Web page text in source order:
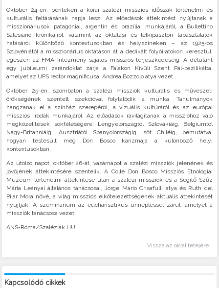
Október 24-én, pénteken a korai szalézi missziós időszak történelmi és
kulturális feltárásának napja lesz. Az előadások áttekintést nyújtanak a
misszionáriusok patagóniai, argentin és brazíliai munkájáról, a Bullettino
Salesiano krónikáiról, valamint az oktatási és lelkipásztori tapasztalatok
hatásáról különböző kontextusokban és helyszíneken – az 1925-ös
Szlovéniától a misszionárius oktatáson át a dedikált folyóiratokon keresztül,
egészen az FMA Intézmény sajátos missziós terjeszkedéséig. A délutánt
egy jubileumi zarándoklat zárja a Falakon Kívüli Szent Pál-bazilikába,
amelyet az UPS rector magnificusa, Andrea Bozzolo atya vezet .
Október 25-én, szombaton a szalézi missziók kulturális és művészeti
örökségének szentelt szekcióval folytatódik a munka. Tanulmányok
hangzanak el a színház szerepéről, a vizuális kultúráról és az európai
missziós irodák munkájáról. Az előadások rávilágítanak a misszióhoz való
megközelítések sokféleségére: Lengyelországtól Szlovákiáig, Belgiumtól
Nagy-Britanniáig, Ausztriától Spanyolországig, sőt Chiléig, bemutatva,
hogyan testesült meg Don Bosco karizmája a különböző helyi
kontextusokban.
Az utolsó napot, október 26-át, vasárnapot a szalézi missziók jelenének és
jövőjének áttekintésére szentelik. A Colle Don Bosco Missziós Etnológiai
Múzeum történelmi áttekintése után a szalézi missziók és a Segítő Szűz
Mária Leányai általános tanácsosai, Jorge Mario Crisafulli atya és Ruth del
Pilar Mora nővé, a világ missziós elkötelezettségének aktuális áttekintését
nyújtják. A szeminárium az eucharisztikus ünnepléssel zárul, amelyet a
missziók tanácsosa vezet.
ANS-Róma/Szaléziak.HU
Vissza az oldal tetejére
Kapcsolódó cikkek